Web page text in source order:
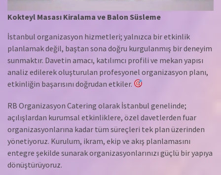
Kokteyl Masası Kiralama ve Balon Süsleme
İstanbul organizasyon hizmetleri; yalnızca bir etkinlik
planlamak değil, baştan sona doğru kurgulanmış bir deneyim
sunmaktır. Davetin amacı, katılımcı profili ve mekan yapısı
analiz edilerek oluşturulan profesyonel organizasyon planı,
etkinliğin başarısını doğrudan etkiler.
RB Organizasyon Catering olarak İstanbul genelinde;
açılışlardan kurumsal etkinliklere, özel davetlerden fuar
organizasyonlarına kadar tüm süreçleri tek plan üzerinden
yönetiyoruz. Kurulum, ikram, ekip ve akış planlamasını
entegre şekilde sunarak organizasyonlarınızı güçlü bir yapıya
dönüştürüyoruz.